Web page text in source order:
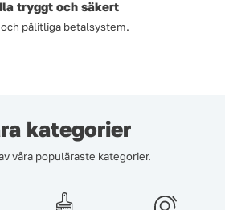
tryggt och säkert
och pålitliga betalsystem.
kategorier
våra populäraste kategorier.